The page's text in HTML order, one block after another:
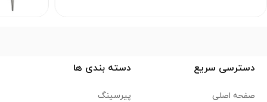
دسترسی سریع
صفحه اصلی
دسته بندی ها
پیرسینگ